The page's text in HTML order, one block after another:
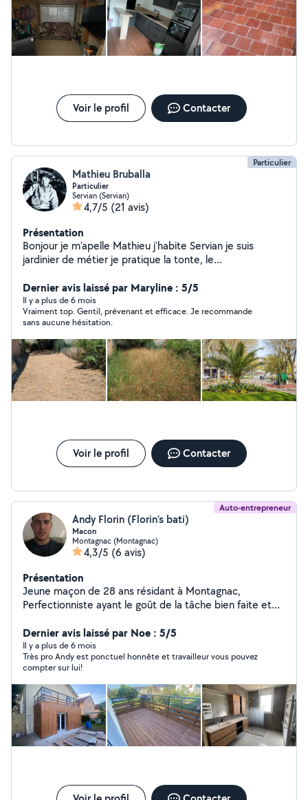
Voir le profil Contacter
Particulier
Mathieu Bruballa
Particulier
Servian (Servian)
4,7/5 (21 avis)
Présentation
Bonjour je m'apelle Mathieu j'habite Servian je suis
jardinier de métier je pratique la tonte, le
plantations,l'entretien des jardins,l'arrosage. Je suis a
vos services et a votre écoute n'hésitez pas a me
contacter. Mathieu
Dernier avis laissé par Maryline : 5/5
Il y a plus de 6 mois
Vraiment top. Gentil, prévenant et efficace. Je recommande
sans aucune hésitation.
Voir le profil Contacter
Auto-entrepreneur
Andy Florin (Florin’s bati)
Macon
Montagnac (Montagnac)
4,3/5 (6 avis)
Présentation
Jeune maçon de 28 ans résidant à Montagnac,
Perfectionniste ayant le goût de la tâche bien faite et
autonome sur tout type d'ouvrages
Dernier avis laissé par Noe : 5/5
Il y a plus de 6 mois
Très pro Andy est ponctuel honnête et travailleur vous pouvez
compter sur lui!